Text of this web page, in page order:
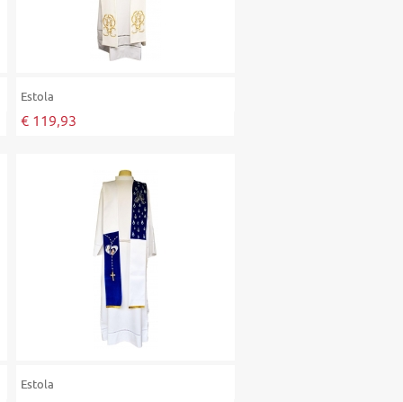
Estola
€ 119,93
Estola